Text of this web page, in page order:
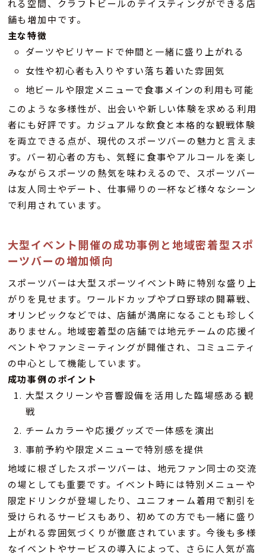
れる空間、クラフトビールのテイスティングができる店
舗も増加中です。
主な特徴
ダーツやビリヤードで仲間と一緒に盛り上がれる
女性や初心者も入りやすい落ち着いた雰囲気
地ビールや限定メニューで食事メインの利用も可能
このような多様性が、出会いや新しい体験を求める利用
者にも好評です。カジュアルな飲食と本格的な観戦体験
を両立できる点が、現代のスポーツバーの魅力と言えま
す。バー初心者の方も、気軽に食事やアルコールを楽し
みながらスポーツの熱気を味わえるので、スポーツバー
は友人同士やデート、仕事帰りの一杯など様々なシーン
で利用されています。
大型イベント開催の成功事例と地域密着型スポ
ーツバーの増加傾向
スポーツバーは大型スポーツイベント時に特別な盛り上
がりを見せます。ワールドカップやプロ野球の開幕戦、
オリンピックなどでは、店舗が満席になることも珍しく
ありません。地域密着型の店舗では地元チームの応援イ
ベントやファンミーティングが開催され、コミュニティ
の中心として機能しています。
成功事例のポイント
大型スクリーンや音響設備を活用した臨場感ある観
戦
チームカラーや応援グッズで一体感を演出
事前予約や限定メニューで特別感を提供
地域に根ざしたスポーツバーは、地元ファン同士の交流
の場としても重要です。イベント時には特別メニューや
限定ドリンクが登場したり、ユニフォーム着用で割引を
受けられるサービスもあり、初めての方でも一緒に盛り
上がれる雰囲気づくりが徹底されています。今後も多様
なイベントやサービスの導入によって、さらに人気が高